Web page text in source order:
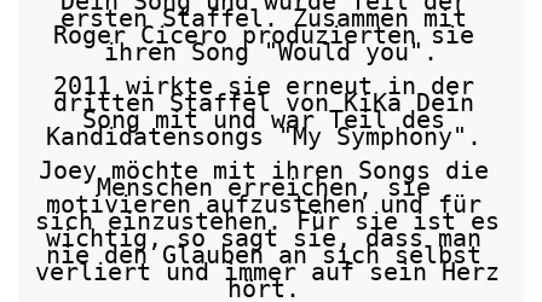
ersten Staffel. Zusammen mit
Roger Cicero produzierten sie
ihren Song "Would you".
2011 wirkte sie erneut in der
dritten Staffel von KiKa Dein
Song mit und war Teil des
Kandidatensongs "My Symphony".
Joey möchte mit ihren Songs die
Menschen erreichen, sie
motivieren aufzustehen und für
sich einzustehen. Für sie ist es
wichtig, so sagt sie, dass man
nie den Glauben an sich selbst
verliert und immer auf sein Herz
hört.